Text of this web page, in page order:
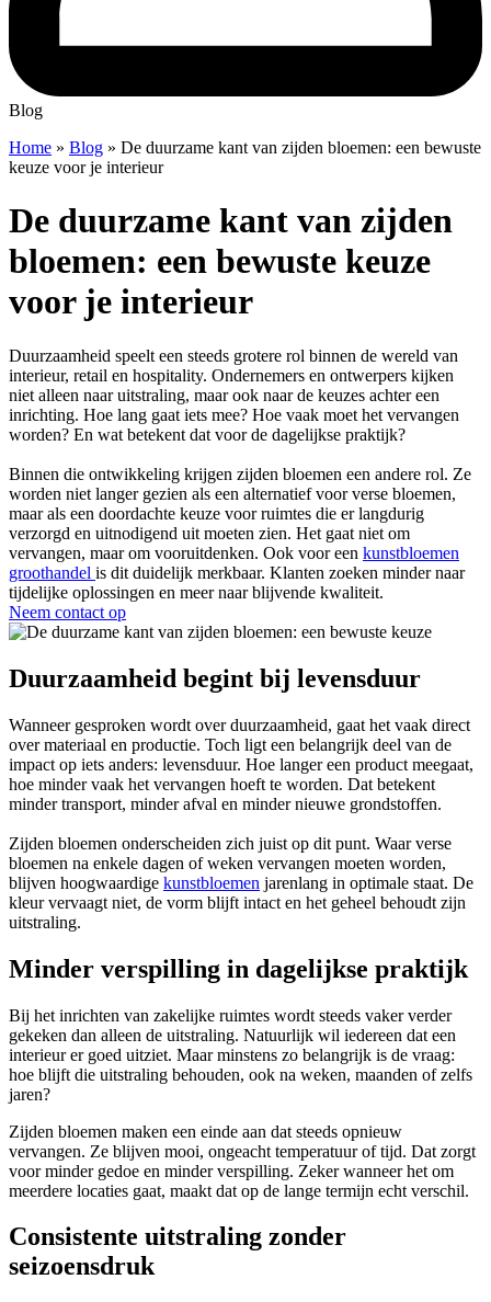
Blog
Home » Blog » De duurzame kant van zijden bloemen: een bewuste
keuze voor je interieur
De duurzame kant van zijden
bloemen: een bewuste keuze
voor je interieur
Duurzaamheid speelt een steeds grotere rol binnen de wereld van
interieur, retail en hospitality. Ondernemers en ontwerpers kijken
niet alleen naar uitstraling, maar ook naar de keuzes achter een
inrichting. Hoe lang gaat iets mee? Hoe vaak moet het vervangen
worden? En wat betekent dat voor de dagelijkse praktijk?
Binnen die ontwikkeling krijgen zijden bloemen een andere rol. Ze
worden niet langer gezien als een alternatief voor verse bloemen,
maar als een doordachte keuze voor ruimtes die er langdurig
verzorgd en uitnodigend uit moeten zien. Het gaat niet om
vervangen, maar om vooruitdenken. Ook voor een kunstbloemen
groothandel is dit duidelijk merkbaar. Klanten zoeken minder naar
tijdelijke oplossingen en meer naar blijvende kwaliteit.
Neem contact op
Duurzaamheid begint bij levensduur
Wanneer gesproken wordt over duurzaamheid, gaat het vaak direct
over materiaal en productie. Toch ligt een belangrijk deel van de
impact op iets anders: levensduur. Hoe langer een product meegaat,
hoe minder vaak het vervangen hoeft te worden. Dat betekent
minder transport, minder afval en minder nieuwe grondstoffen.
Zijden bloemen onderscheiden zich juist op dit punt. Waar verse
bloemen na enkele dagen of weken vervangen moeten worden,
blijven hoogwaardige kunstbloemen jarenlang in optimale staat. De
kleur vervaagt niet, de vorm blijft intact en het geheel behoudt zijn
uitstraling.
Minder verspilling in dagelijkse praktijk
Bij het inrichten van zakelijke ruimtes wordt steeds vaker verder
gekeken dan alleen de uitstraling. Natuurlijk wil iedereen dat een
interieur er goed uitziet. Maar minstens zo belangrijk is de vraag:
hoe blijft die uitstraling behouden, ook na weken, maanden of zelfs
jaren?
Zijden bloemen maken een einde aan dat steeds opnieuw
vervangen. Ze blijven mooi, ongeacht temperatuur of tijd. Dat zorgt
voor minder gedoe en minder verspilling. Zeker wanneer het om
meerdere locaties gaat, maakt dat op de lange termijn echt verschil.
Consistente uitstraling zonder
seizoensdruk